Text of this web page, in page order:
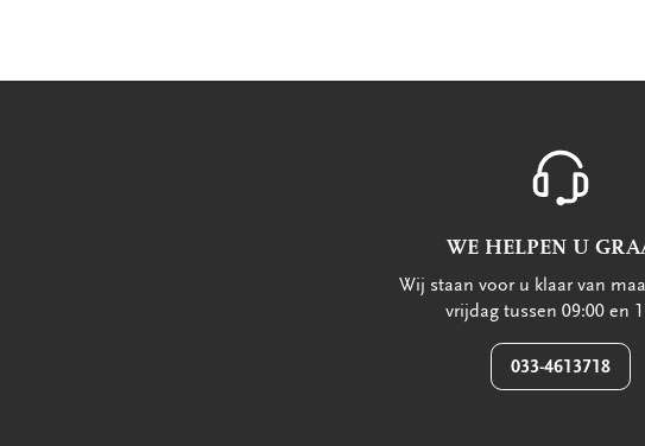
WE HELPEN U
Wij staan voor u klaar van
vrijdag tussen 09:00 en
033-4613718